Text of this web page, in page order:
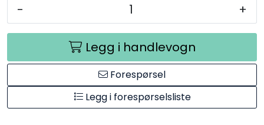
- +
Legg i handlevogn
Forespørsel
Legg i forespørselsliste